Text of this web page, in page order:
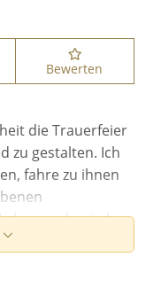
Bewerten
die Trauerfeier
zu gestalten. Ich
fahre zu ihnen
wird
zu